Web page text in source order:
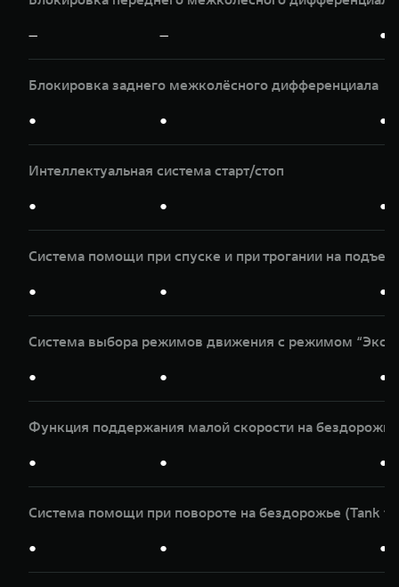
— — ●
Блокировка заднего межколёсного дифференциала
● ● ●
Интеллектуальная система старт/стоп
● ● ●
Система помощи при спуске и при трогании на
● ● ●
Система выбора режимов движения с режимом
● ● ●
Функция поддержания малой скорости на
● ● ●
Система помощи при повороте на бездорожье (Tank
● ● ●